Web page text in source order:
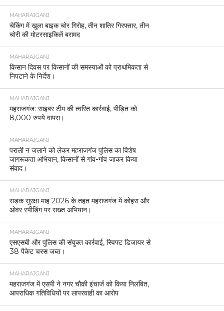
MAHARAJGANJ
चेकिंग में खुला बाइक चोर गिरोह, तीन शातिर गिरफ्तार, तीन
चोरी की मोटरसाइकिलें बरामद
MAHARAJGANJ
किसान दिवस पर किसानों की समस्याओं को प्राथमिकता से
निपटाने के निर्देश।
MAHARAJGANJ
महराजगंज: साइबर टीम की त्वरित कार्रवाई, पीड़ित को
8,000 रुपये वापस।
MAHARAJGANJ
पराली न जलाने को लेकर महराजगंज पुलिस का विशेष
जागरूकता अभियान, किसानों से गांव-गांव जाकर किया
संवाद।
MAHARAJGANJ
सड़क सुरक्षा माह 2026 के तहत महराजगंज में कोहरा और
ओवर स्पीडिंग पर सख्त अभियान।
MAHARAJGANJ
एसएसबी और पुलिस की संयुक्त कार्रवाई, स्विफ्ट डिजायर से
38 पैकेट चरस जब्त।
MAHARAJGANJ
महराजगंज में एसपी ने नगर चौकी इंचार्ज को किया निलंबित,
आपराधिक गतिविधियों पर लापरवाही का आरोप